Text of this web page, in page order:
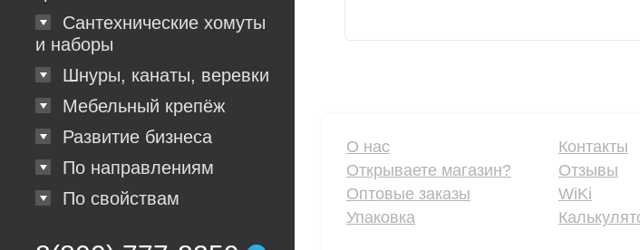
Сантехнические хомуты
и наборы
Шнуры, канаты, веревки
Мебельный крепёж
Развитие бизнеса
По направлениям
По свойствам
О нас
Открываете магазин?
Оптовые заказы
Упаковка
Контакты
Отзывы
WiKi